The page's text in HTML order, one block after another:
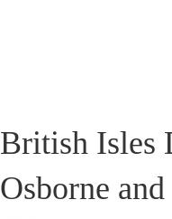
British Isles
Osborne